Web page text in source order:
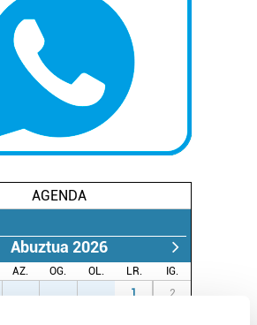
AGENDA
Abuztua 2026
AZ. OG. OL. LR.
IG.
29 30 31 1 2